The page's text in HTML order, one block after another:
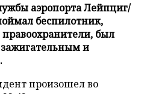
аэропорта Лейпциг/
беспилотник,
был
и
произошел во